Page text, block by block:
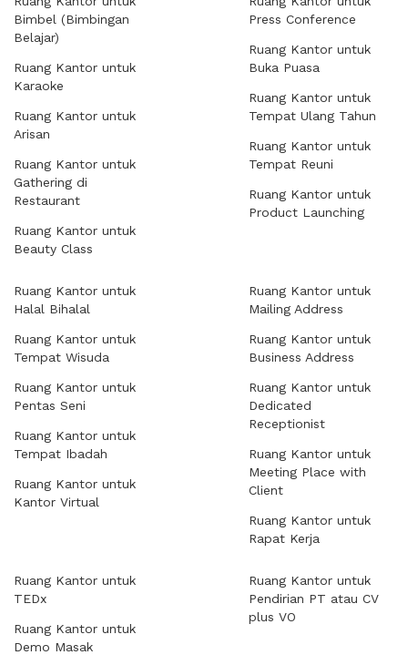
Bimbel (Bimbingan
Belajar)
Ruang Kantor untuk
Karaoke
Ruang Kantor untuk
Arisan
Ruang Kantor untuk
Gathering di
Restaurant
Ruang Kantor untuk
Beauty Class
Press Conference
Ruang Kantor untuk
Buka Puasa
Ruang Kantor untuk
Tempat Ulang Tahun
Ruang Kantor untuk
Tempat Reuni
Ruang Kantor untuk
Product Launching
Ruang Kantor untuk
Halal Bihalal
Ruang Kantor untuk
Tempat Wisuda
Ruang Kantor untuk
Pentas Seni
Ruang Kantor untuk
Tempat Ibadah
Ruang Kantor untuk
Kantor Virtual
Ruang Kantor untuk
Mailing Address
Ruang Kantor untuk
Business Address
Ruang Kantor untuk
Dedicated
Receptionist
Ruang Kantor untuk
Meeting Place with
Client
Ruang Kantor untuk
Rapat Kerja
Ruang Kantor untuk
TEDx
Ruang Kantor untuk
Demo Masak
Ruang Kantor untuk
Pendirian PT atau CV
plus VO